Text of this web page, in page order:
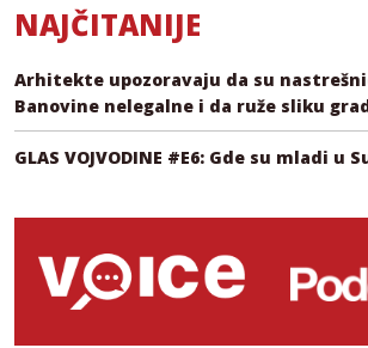
NAJČITANIJE
Arhitekte upozoravaju da su
Banovine nelegalne i da ruže sliku
GLAS VOJVODINE #E6: Gde su mladi u